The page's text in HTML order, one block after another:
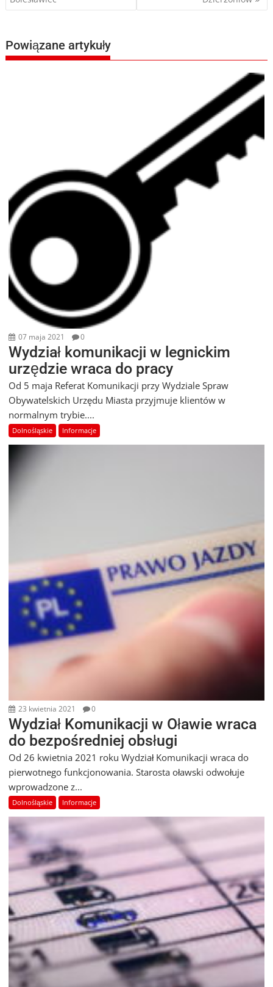
wpisu
Powiązane artykuły
07 maja 2021 0
Wydział komunikacji w legnickim
urzędzie wraca do pracy
Od 5 maja Referat Komunikacji przy Wydziale Spraw
Obywatelskich Urzędu Miasta przyjmuje klientów w
normalnym trybie....
Dolnośląskie Informacje
23 kwietnia 2021 0
Wydział Komunikacji w Oławie wraca
do bezpośredniej obsługi
Od 26 kwietnia 2021 roku Wydział Komunikacji wraca do
pierwotnego funkcjonowania. Starosta oławski odwołuje
wprowadzone z...
Dolnośląskie Informacje